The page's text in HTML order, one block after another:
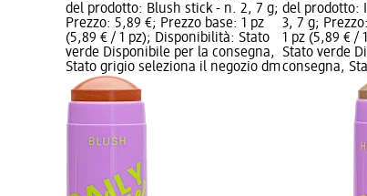
del prodotto: Blush stick - n. 2, 7 g;
Prezzo: 5,89 €; Prezzo base: 1 pz
(5,89 € / 1 pz); Disponibilità: Stato
verde Disponibile per la consegna,
Stato grigio seleziona il negozio dm
del prodotto:
3, 7 g;
1 pz (5,89 € /
Stato verde
consegna,